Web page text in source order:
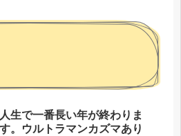
人生で一番長い年が終わりま
す。ウルトラマンカズマあり